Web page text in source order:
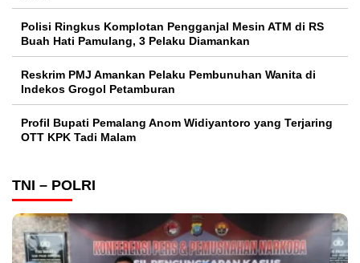
Polisi Ringkus Komplotan Pengganjal Mesin ATM di RS
Buah Hati Pamulang, 3 Pelaku Diamankan
Reskrim PMJ Amankan Pelaku Pembunuhan Wanita di
Indekos Grogol Petamburan
Profil Bupati Pemalang Anom Widiyantoro yang Terjaring
OTT KPK Tadi Malam
TNI – POLRI